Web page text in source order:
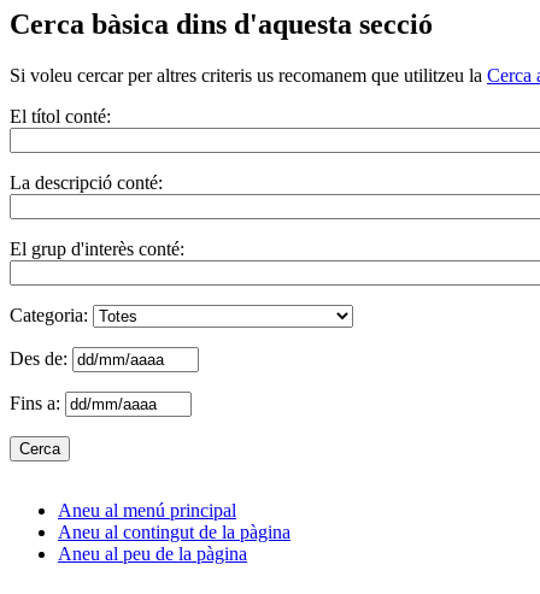
Cerca bàsica dins d'aquesta secció
Si voleu cercar per altres criteris us recomanem que utilitzeu la Cerca
El títol conté:
La descripció conté:
El grup d'interès conté:
Categoria:
Des de:
Fins a:
Aneu al menú principal
Aneu al contingut de la pàgina
Aneu al peu de la pàgina